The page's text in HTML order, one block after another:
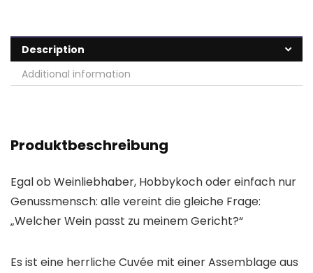
Description
Additional information
Produktbeschreibung
Egal ob Weinliebhaber, Hobbykoch oder einfach nur
Genussmensch: alle vereint die gleiche Frage:
„Welcher Wein passt zu meinem Gericht?“
Es ist eine herrliche Cuvée mit einer Assemblage aus